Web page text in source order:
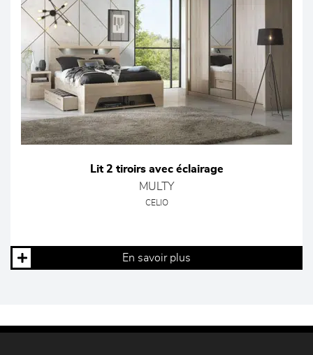
Lit 2 tiroirs avec éclairage
MULTY
CELIO
En savoir plus